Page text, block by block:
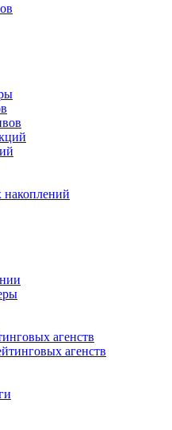
агенств
агенств